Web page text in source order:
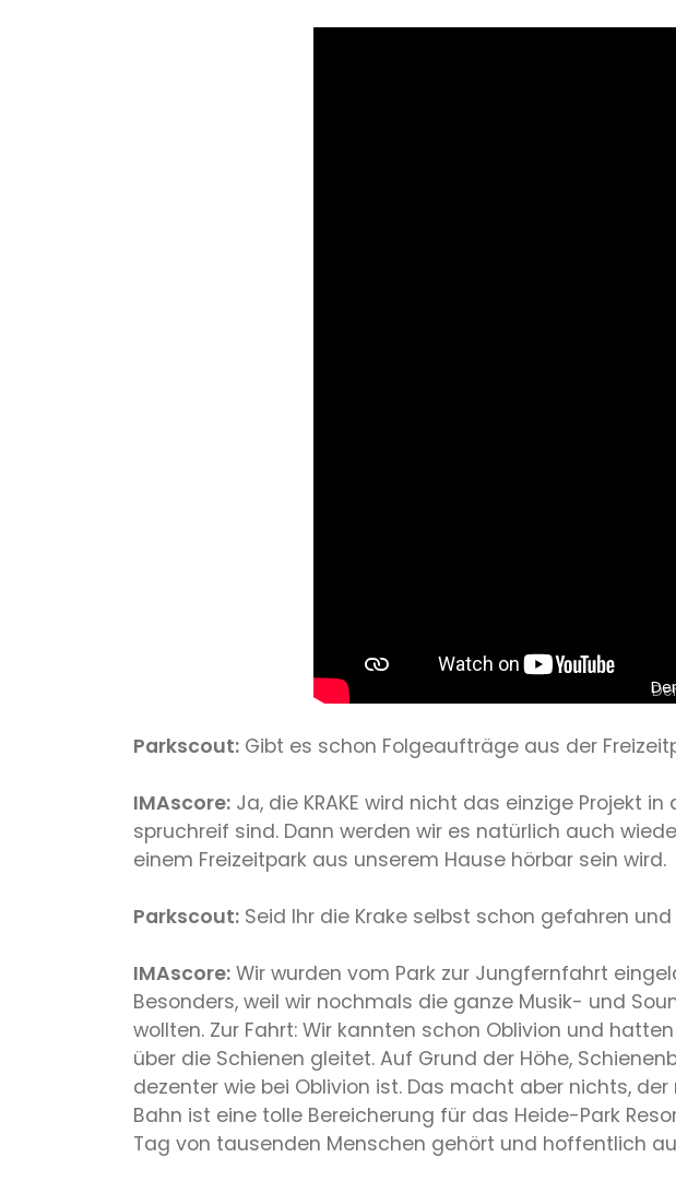
Parkscout: Gibt es schon Folgeaufträge aus der
IMAscore: Ja, die KRAKE wird nicht das einzige Projekt
spruchreif sind. Dann werden wir es natürlich auch
einem Freizeitpark aus unserem Hause hörbar sein wird.
Parkscout: Seid Ihr die Krake selbst schon gefahren
IMAscore: Wir wurden vom Park zur Jungfernfahrt
Besonders, weil wir nochmals die ganze Musik- und
wollten. Zur Fahrt: Wir kannten schon Oblivion und
über die Schienen gleitet. Auf Grund der Höhe,
dezenter wie bei Oblivion ist. Das macht aber nichts,
Bahn ist eine tolle Bereicherung für das Heide-Park
Tag von tausenden Menschen gehört und hoffentlich